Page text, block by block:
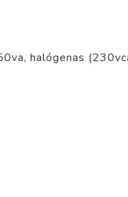
halógenas